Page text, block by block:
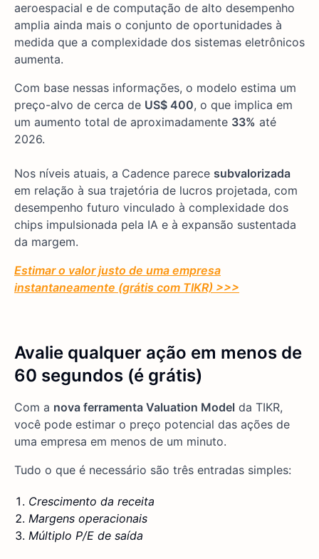
aeroespacial e de computação de alto desempenho
amplia ainda mais o conjunto de oportunidades à
medida que a complexidade dos sistemas eletrônicos
aumenta.
Com base nessas informações, o modelo estima um
preço-alvo de cerca de US$ 400, o que implica em
um aumento total de aproximadamente 33% até
2026.
Nos níveis atuais, a Cadence parece subvalorizada
em relação à sua trajetória de lucros projetada, com
desempenho futuro vinculado à complexidade dos
chips impulsionada pela IA e à expansão sustentada
da margem.
Estimar o valor justo de uma empresa
instantaneamente (grátis com TIKR) >>>
Avalie qualquer ação em menos de
60 segundos (é grátis)
Com a nova ferramenta Valuation Model da TIKR,
você pode estimar o preço potencial das ações de
uma empresa em menos de um minuto.
Tudo o que é necessário são três entradas simples:
Crescimento da receita
Margens operacionais
Múltiplo P/E de saída